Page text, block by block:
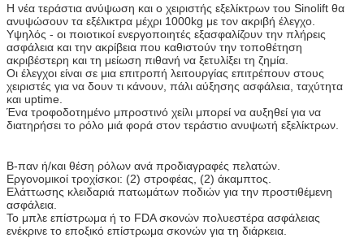
Η νέα τεράστια ανύψωση και ο χειριστής εξελίκτρων του Sinolift θα
ανυψώσουν τα εξέλικτρα μέχρι 1000kg με τον ακριβή έλεγχο.
Υψηλός - οι ποιοτικοί ενεργοποιητές εξασφαλίζουν την πλήρεις
ασφάλεια και την ακρίβεια που καθιστούν την τοποθέτηση
ακριβέστερη και τη μείωση πιθανή να ξετυλίξει τη ζημία.
Οι έλεγχοι είναι σε μια επιτροπή λειτουργίας επιτρέπουν στους
χειριστές για να δουν τι κάνουν, πάλι αύξησης ασφάλεια, ταχύτητα
και uptime.
Ένα τροφοδοτημένο μπροστινό χείλι μπορεί να αυξηθεί για να
διατηρήσει το ρόλο μιά φορά στον τεράστιο ανυψωτή εξελίκτρων.
Β-παν ή/και θέση ρόλων ανά προδιαγραφές πελατών.
Εργονομικοί τροχίσκοι: (2) στροφέας, (2) άκαμπτος.
Ελάττωσης κλειδαριά πατωμάτων ποδιών για την προστιθέμενη
ασφάλεια.
Το μπλε επίστρωμα ή το FDA σκονών πολυεστέρα ασφάλειας
ενέκρινε το εποξικό επίστρωμα σκονών για τη διάρκεια.